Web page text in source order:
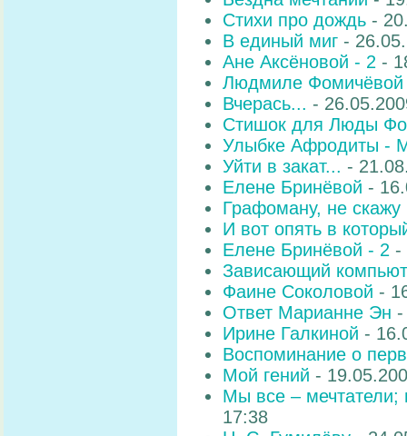
Стихи про дождь -
В единый миг -
Ане Аксёновой - 2 -
Людмиле Фомичёвой
Вчерась... -
Стишок для Люды
Улыбке Афродиты -
Уйти в закат... -
Елене Бринёвой -
Графоману, не скажу
И вот опять в
Елене Бринёвой - 2 -
Зависающий
Фаине Соколовой -
Ответ Марианне Эн
Ирине Галкиной -
Воспоминание о
Мой гений -
Мы все – мечтатели;
17:38